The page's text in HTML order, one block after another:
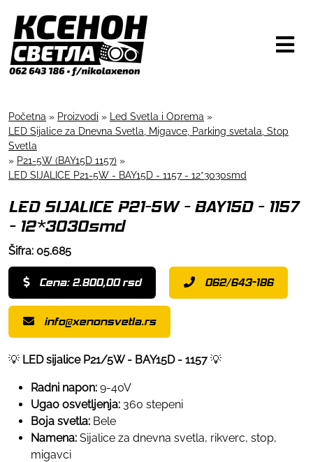
Početna » Proizvodi » Led Svetla i Oprema »
LED Sijalice za Dnevna Svetla, Migavce, Parking svetala, Stop
Svetla
» P21-5W (BAY15D 1157) »
LED SIJALICE P21-5W - BAY15D - 1157 - 12*3030smd
LED SIJALICE P21-5W - BAY15D - 1157
- 12*3030smd
Šifra: 05.685
Cena: 2.800,00 rsd 062/643-186
info@xenonsvetla.rs
💡 LED sijalice P21/5W - BAY15D - 1157 💡
Radni napon: 9-40V
Ugao osvetljenja: 360 stepeni
Boja svetla: Bele
Namena: Sijalice za dnevna svetla, rikverc, stop,
migavci